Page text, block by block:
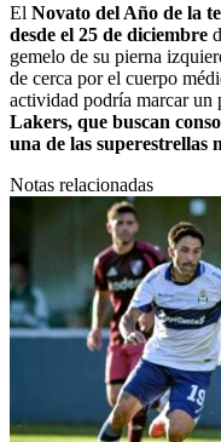
El Novato del Año de la
desde el 25 de diciembre
gemelo de su pierna
de cerca por el cuerpo
actividad podría marcar un
Lakers, que buscan
una de las superestrellas
Notas relacionadas